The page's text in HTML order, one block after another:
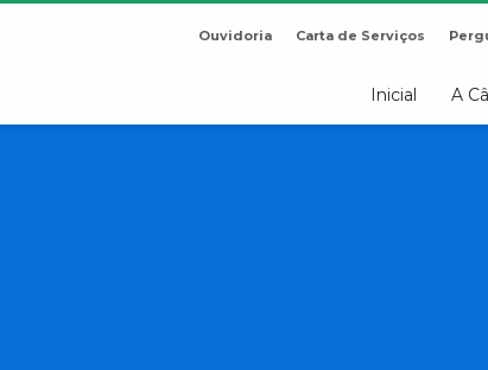
Ouvidoria Carta de Serviços
Inicial A